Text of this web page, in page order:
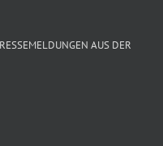
AUS DER